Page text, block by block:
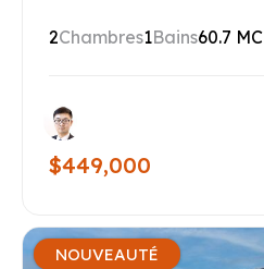
2Chambres1Bains60.7 MC
$449,000
NOUVEAUTÉ